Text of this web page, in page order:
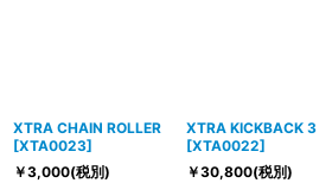
XTRA CHAIN ROLLER
[XTA0023]
￥3,000(税別)
XTRA KICKBACK 3
[XTA0022]
￥30,800(税別)